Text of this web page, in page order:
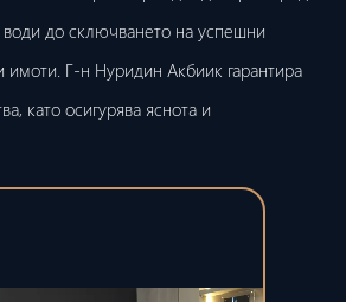
води до сключването на успешни
Г-н Нуридин Акбиик гарантира
като осигурява яснота и